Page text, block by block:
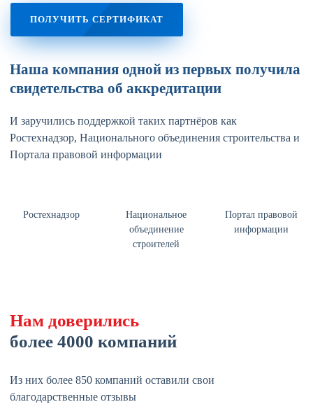
ПОЛУЧИТЬ СЕРТИФИКАТ
Наша компания одной из первых получила
свидетельства об аккредитации
И заручились поддержкой таких партнёров как
Ростехнадзор, Национального объединения строительства и
Портала правовой информации
Ростехнадзор
Национальное
объединение
строителей
Портал правовой
информации
Нам доверились
более 4000 компаний
Из них более 850 компаний оставили свои
благодарственные отзывы